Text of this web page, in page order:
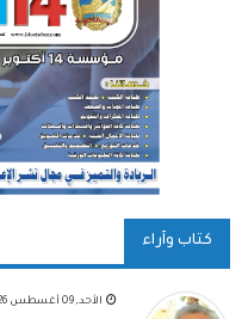
كتاب وآراء
الأحد, 09 أغسطس 2026